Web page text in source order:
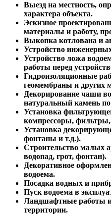
Выезд на местность,
характера объекта.
Эскизное
материалы и работу,
Выкопка котлована и
Устройство
Устройство ложа
работы перед
Гидроизоляционные
геомембраны и других
Декорирование чаши
натуральный камень
Установка
компрессоры,
Установка
фонтаны и т.д.).
Строительство малых
водопад, грот, фонтан).
Декоративное
водоема.
Посадка водных и
Пуск водоема в
Ландшафтные работы и
территории.